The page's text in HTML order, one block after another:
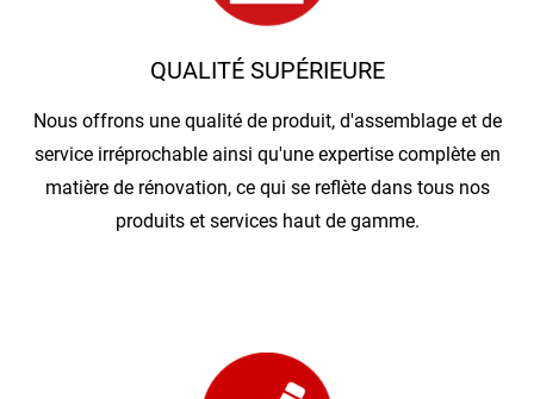
QUALITÉ SUPÉRIEURE
Nous offrons une qualité de produit, d'assemblage et de
service irréprochable ainsi qu'une expertise complète en
matière de rénovation, ce qui se reflète dans tous nos
produits et services haut de gamme.